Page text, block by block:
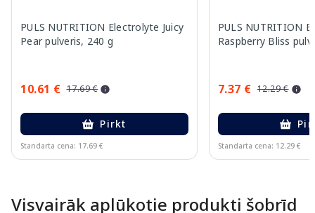
PULS NUTRITION Electrolyte Juicy
Pear pulveris, 240 g
10.61 € 17.69 €
Pirkt
Standarta cena: 17.69 €
PULS NUTRITION
Raspberry Bliss
7.37 € 12.29 €
Standarta cena: 12.29 €
Visvairāk aplūkotie produkti šobrīd